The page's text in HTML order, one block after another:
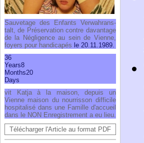
Sau­ve­tage des Enfants Ver­wah­rans­
talt, de Pré­ser­va­tion contre davan­tage
de la Négli­gence au sein de Vienne,
foyers pour han­di­ca­pés le 20.11.1989.
36
Years8
Months20
Days
vit Katja à la mai­son, depuis un
Vienne mai­son du nour­ris­son dif­fi­cile
hos­pi­ta­lisé dans une Famille d'ac­cueil
dans le NON Enre­gis­tre­ment a eu lieu.
Télécharger l'Article au format PDF